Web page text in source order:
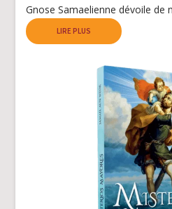
Gnose Samaelienne dévoile de
LIRE PLUS